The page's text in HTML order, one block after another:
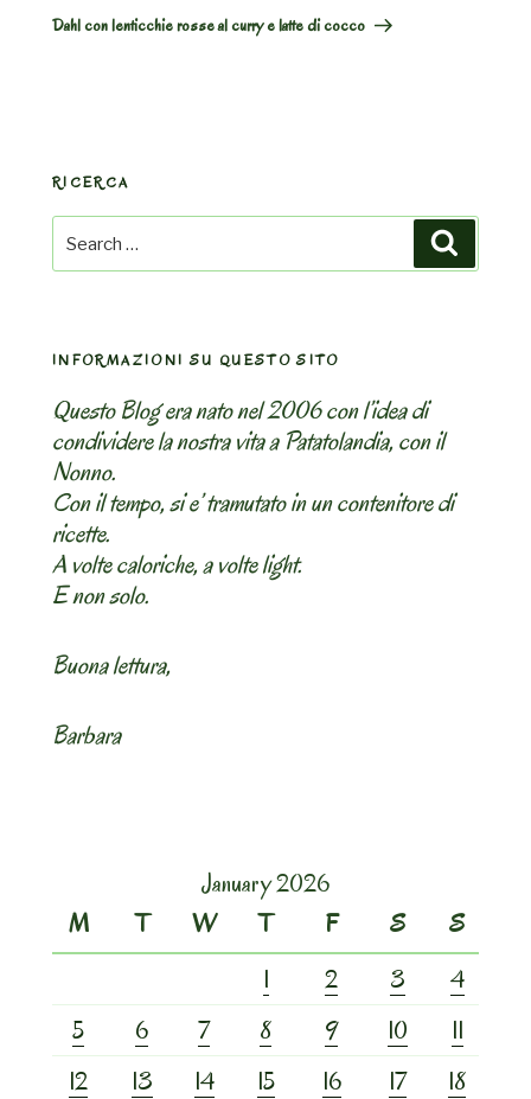
Dahl con lenticchie rosse al curry e latte di cocco
RICERCA
Search
for:
INFORMAZIONI SU QUESTO SITO
Questo Blog era nato nel 2006 con l’idea di
condividere la nostra vita a Patatolandia, con il
Nonno.
Con il tempo, si e’ tramutato in un contenitore di
ricette.
A volte caloriche, a volte light.
E non solo.
Buona lettura,
Barbara
January 2026
M
T W T F S
S
1
2 3
4
5
6 7 8 9 10
11
12
13 14 15 16 17
18